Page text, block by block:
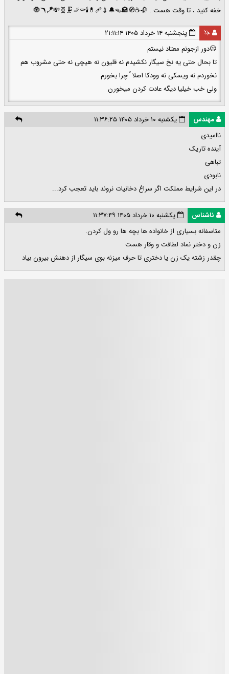
خفه کنید ، تا وقت هست . 🥀☕🧭🏩🪃🪁💸🧬🗜️🚬⚰️🕯️💊🩹💉🔔🪤🧿
🦄
پنجشنبه ۱۴ خرداد ۱۴۰۵ ۲۱:۱۱:۱۴
☹️دور ازجونم معتاد نیستم
تا بحال حتی یه نخ سیگار نکشیدم نه قلیون نه هیچی نه حتی مشروب هم
نخوردم نه ویسکی نه وودکا اصلا ً چرا بخورم
ولی خب خیلیا دیگه عادت کردن میخورن
مهندس
یکشنبه ۱۰ خرداد ۱۴۰۵ ۱۱:۳۶:۲۵
ناامیدی
آینده تاریک
تباهی
نابودی
در این شرایط مملکت اگر سراغ دخانیات نروند باید تعجب کرد...
ناشناس
یکشنبه ۱۰ خرداد ۱۴۰۵ ۱۱:۳۷:۴۹
متاسفانه بسیاری از خانواده ها بچه ها رو ول کردن.
زن و دختر نماد لطافت و وقار هست
چقدر زشته یک زن یا دختری تا حرف میزنه بوی سیگار از دهنش بیرون بیاد